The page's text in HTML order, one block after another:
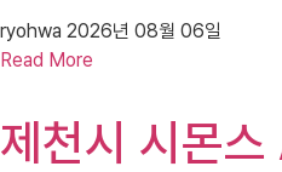
ryohwa 2026년 08월 06일
Read More
제천시 시몬